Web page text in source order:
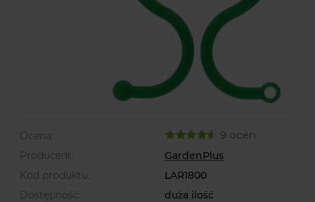
Ocena: 9 ocen
Producent:
GardenPlus
Kod produktu:
LAR1800
Dostępność:
duża ilość